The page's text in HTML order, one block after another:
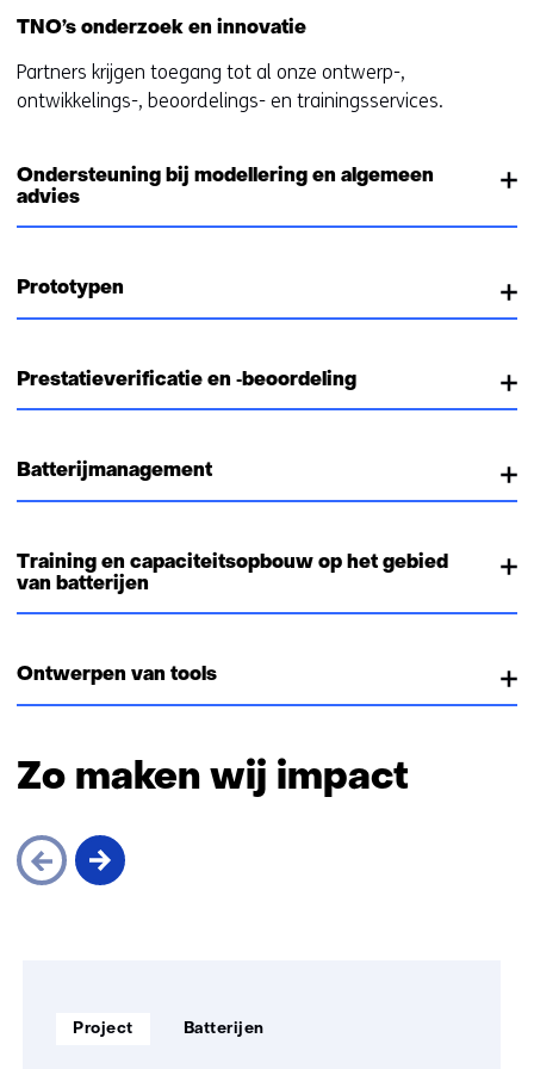
TNO’s onderzoek en innovatie
Partners krijgen toegang tot al onze ontwerp-,
ontwikkelings-, beoordelings- en trainingsservices.
Ondersteuning bij modellering en algemeen
advies
Prototypen
Prestatieverificatie en ‑beoordeling
Batterijmanagement
Training en capaciteitsopbouw op het gebied
van batterijen
Ontwerpen van tools
Zo maken wij impact
Soort
Project
Thema: Batterijen